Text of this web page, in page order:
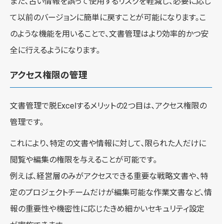
て以前のバージョンに簡単に戻すことが可能になります。こ
のような機能を用いることで、文書管理はより効率的かつ安
全に行えるようになります。
アクセス権限の管理
文書管理で脱Excelするメリットの2つ目は、アクセス権限の
管理です。
これにより、特定の文書や情報に対して、限られた人だけに
閲覧や編集の権限を与えることが可能です。
例えば、経営層のみがアクセスできる重要な戦略文書や、特
定のプロジェクトチームだけが編集可能な作業文書など、情
報の重要性や機密性に応じたきめ細かいセキュリティ設定